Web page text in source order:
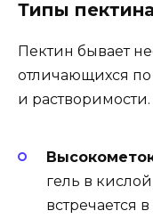
Типы
Пектин бывает
отличающихся
и
гель в
встречается